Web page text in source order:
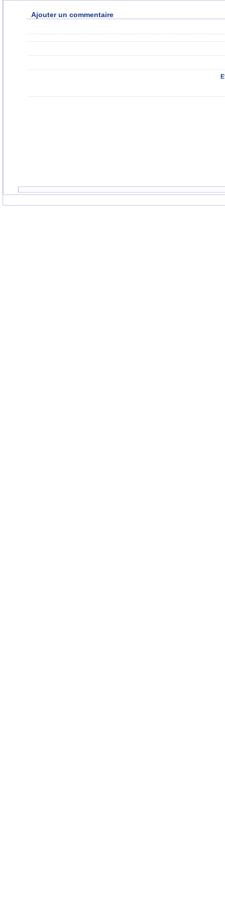
Ajouter un commentaire